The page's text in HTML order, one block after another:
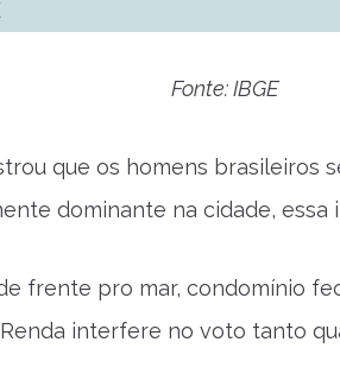
Fonte: IBGE
que os homens
dominante na cidade,
frente pro mar, condomínio
interfere no voto tanto